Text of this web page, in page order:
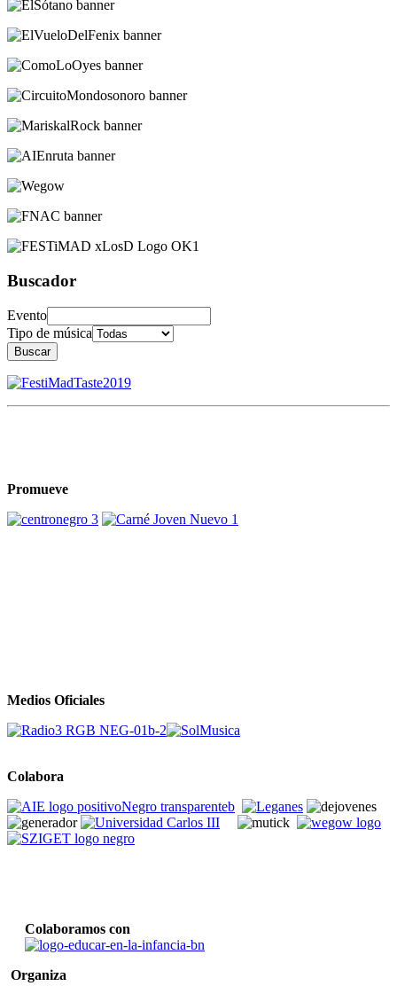
Buscador
Evento
Tipo de música
Buscar
Promueve
Medios Oficiales
Colabora
Colaboramos con
Organiza